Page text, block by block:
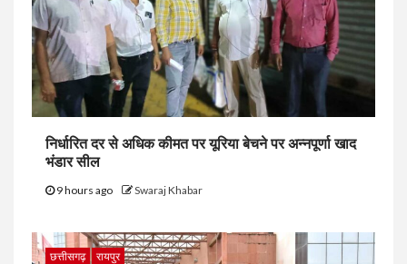
निर्धारित दर से अधिक कीमत पर यूरिया बेचने पर अन्नपूर्णा खाद
भंडार सील
9 hours ago Swaraj Khabar
छत्तीसगढ़ रायपुर